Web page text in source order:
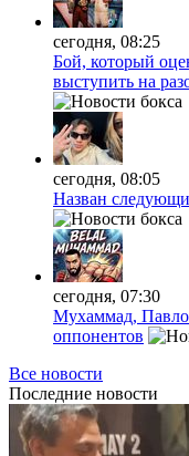
сегодня, 08:25
Бой, который
выступить на
сегодня, 08:05
Назван
сегодня, 07:30
Мухаммад,
оппонентов
Все новости
Последние новости